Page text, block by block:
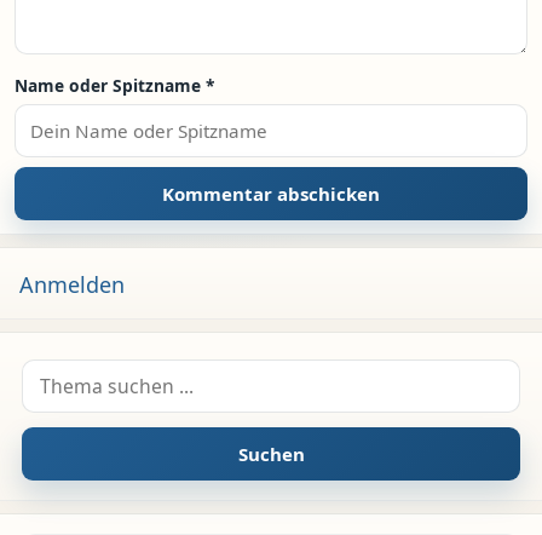
Name oder Spitzname *
Anmelden
Suche nach:
Suchen